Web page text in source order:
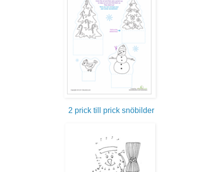
2 prick till prick snöbilder